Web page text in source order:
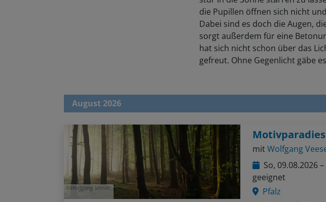
die Pupillen öffnen sich nicht
Dabei sind es doch die Augen,
sorgt außerdem für eine
hat sich nicht schon über das
gefreut. Ohne Gegenlicht gäbe
August 2026
Wolfgang Veeser.
mit Wolfgang Veeser
So, 09.08.2026
geeignet
Pfalz